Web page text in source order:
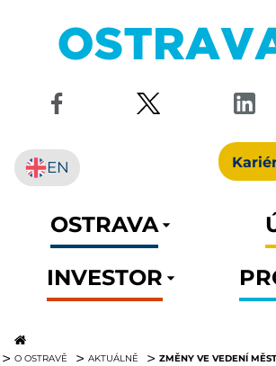
EN
OSTRAVA
INVESTOR
O OSTRAVĚ AKTUÁLNĚ ZMĚNY VE VEDENÍ